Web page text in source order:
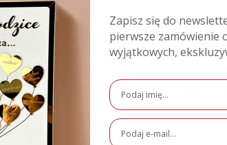
gwarantuje wieloletnią trwałość
dziecka i data Komunii sprawiają, że upominek
Świętą – klasyczny design pasuje do każdego
o każdy detal
, w naszym sklepie znajdziesz również
Zapisz się do
pierwsze zamówienie
wyjątkowych,